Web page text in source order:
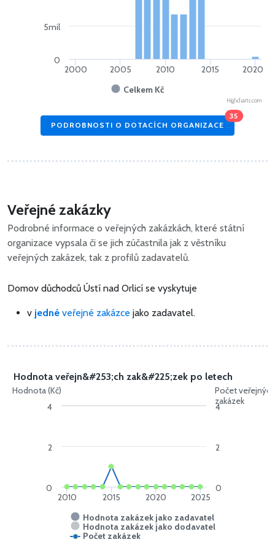
Celkem Kč
2000 2005 2010 2015 2020
0
5mil
Highcharts.com
PODROBNOSTI O DOTACÍCH ORGANIZACE
35
Veřejné zakázky
Podrobné informace o veřejných zakázkách, které státní
organizace vypsala či se jich zúčastnila jak z věstníku
veřejných zakázek, tak z profilů zadavatelů.
Domov důchodců Ústí nad Orlicí se vyskytuje
v jedné veřejné zakázce jako zadavatel.
Hodnota (Kč)
Počet veřejných
zakázek
Hodnota veřejn&#253;ch zak&#225;zek po letech
Hodnota zakázek jako zadavatel
Hodnota zakázek jako dodavatel
Počet zakázek
2010 2015 2020 2025
0
2
4
0
2
4